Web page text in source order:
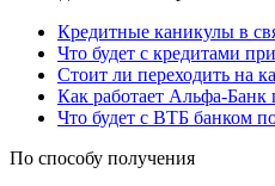
Кредитные каникулы в
Что будет с кредитами
Стоит ли переходить на
Как работает Альфа-Банк
Что будет с ВТБ банком
По способу получения